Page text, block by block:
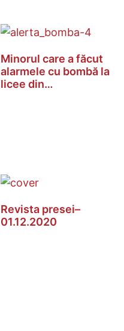
Minorul care a făcut
alarmele cu bombă la
licee din…
Revista presei–
01.12.2020